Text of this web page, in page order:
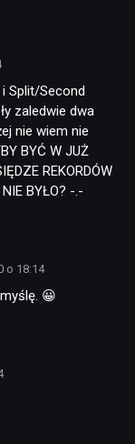
Split/Second
zaledwie dwa
nie wiem nie
BYĆ W JUŻ
REKORDÓW
BYŁO? -.-
o 18:14
😀